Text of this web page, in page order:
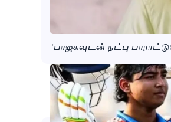
‘பாஜகவுடன் நட்பு